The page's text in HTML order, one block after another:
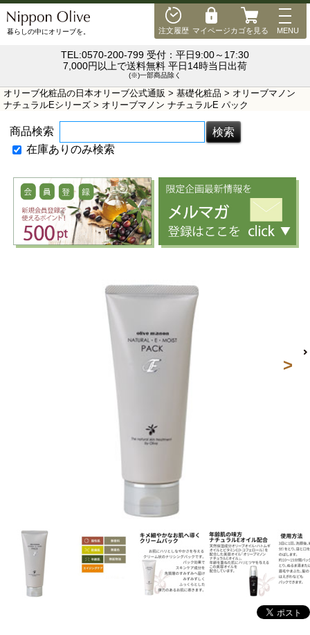
注文履歴 マイページカゴを見る
MENU
MENU
暮らしの中にオリーブを。
TEL:0570-200-799 受付：平日9:00～17:30
7,000円以上で送料無料 平日14時当日出荷
(※)一部商品除く
オリーブ化粧品の日本オリーブ公式通販 > 基礎化粧品 > オリーブマノン
ナチュラルEシリーズ > オリーブマノン ナチュラルE パック
商品検索
在庫ありのみ検索